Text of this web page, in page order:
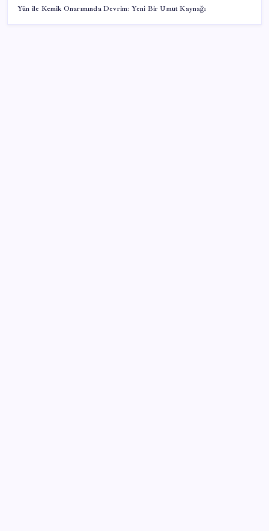
Yün ile Kemik Onarımında Devrim: Yeni Bir Umut Kaynağı